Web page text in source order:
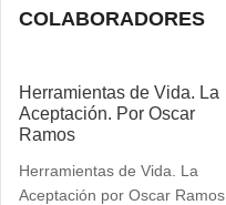
COLABORADORES
Herramientas de Vida. La
Aceptación. Por Oscar
Ramos
Herramientas de Vida. La
Aceptación por Oscar Ramos,